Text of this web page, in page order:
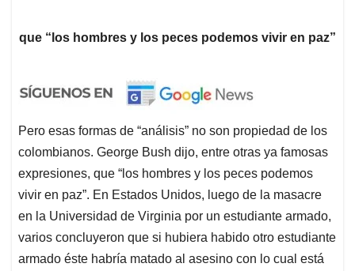
que “los hombres y los peces podemos vivir en paz”
Pero esas formas de “análisis” no son propiedad de los
colombianos. George Bush dijo, entre otras ya famosas
expresiones, que “los hombres y los peces podemos
vivir en paz”. En Estados Unidos, luego de la masacre
en la Universidad de Virginia por un estudiante armado,
varios concluyeron que si hubiera habido otro estudiante
armado éste habría matado al asesino con lo cual está